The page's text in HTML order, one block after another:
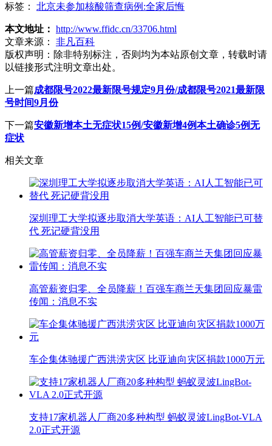
标签： 北京未参加核酸筛查病例:全家后悔
本文地址： http://www.ffidc.cn/33706.html
文章来源：
非凡百科
版权声明： 除非特别标注，否则均为本站原创文章，转载时请
以链接形式注明文章出处。
上一篇成都限号2022最新限号规定9月份/成都限号2021最新限
号时间9月份
下一篇安徽新增本土无症状15例/安徽新增4例本土确诊5例无
症状
相关文章
深圳理工大学拟逐步取消大学英语：AI人工智能已可替
代 死记硬背没用
高管薪资归零、全员降薪！百强车商兰天集团回应暴雷
传闻：消息不实
车企集体驰援广西洪涝灾区 比亚迪向灾区捐款1000万元
支持17家机器人厂商20多种构型 蚂蚁灵波LingBot-VLA
2.0正式开源